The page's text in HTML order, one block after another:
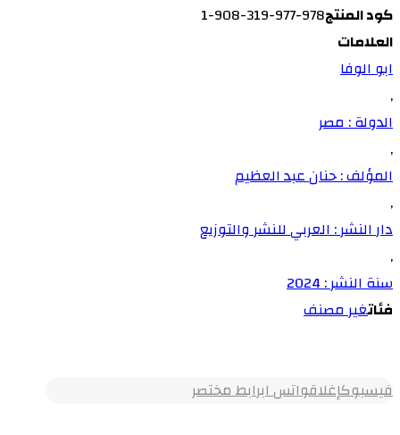
كود المنتج978-977-319-908-1
العلامات
ابو الوفا
,
الدولة : مصر
,
المؤلف : حنان عبد العظيم
,
دار النشر : العربي للنشر والتوزيع
,
سنة النشر : 2024
فئاتغير مصنف
فيسبوكإغلاقواتس ابرابط مختصر